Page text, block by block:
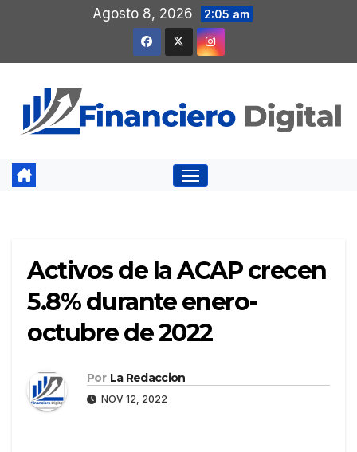
contenido
Agosto 8, 2026 2:05 am
Activos de la ACAP crecen
5.8% durante enero-
octubre de 2022
Por La Redaccion
NOV 12, 2022